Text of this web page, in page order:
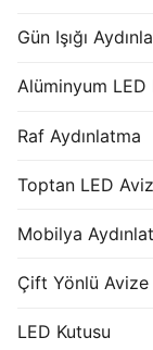
Gün Işığı
Alüminyum LED
Raf Aydınlatma
Toptan LED
Mobilya
Çift Yönlü
LED Kutusu